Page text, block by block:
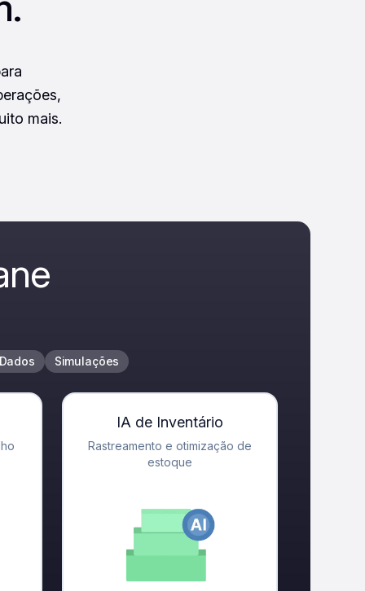
mais.
Simulações
IA de Inventário
Rastreamento e otimização de
estoque